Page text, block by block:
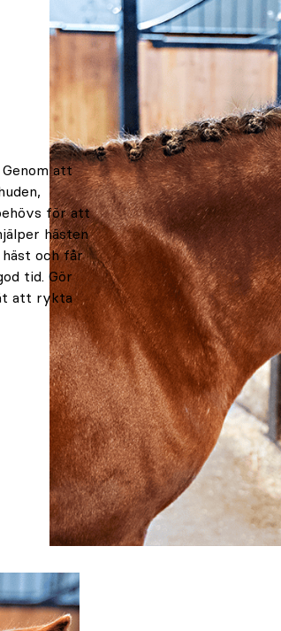
att
för att
hästen
och får
tid. Gör
att rykta